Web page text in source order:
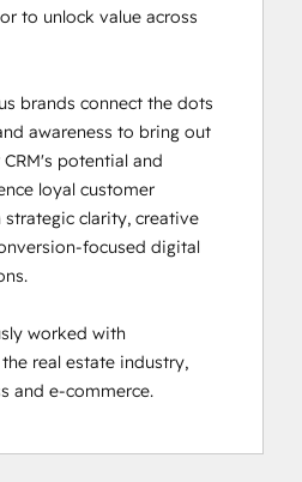
to unlock value across
brands connect the dots
awareness to bring out
potential and
loyal customer
clarity, creative
focused digital
worked with
real estate industry,
and e-commerce.